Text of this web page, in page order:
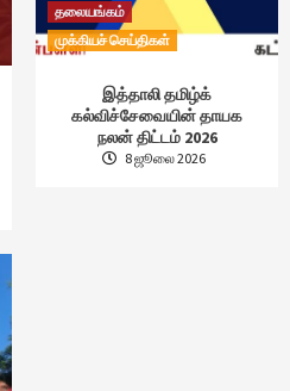
தலையங்கம்
முக்கியச் செய்திகள்
இத்தாலி தமிழ்க்
கல்விச்சேவையின் தாயக
நலன் திட்டம் 2026
8 ஜூலை 2026